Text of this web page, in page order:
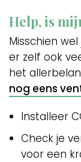
Help, is
Misschien
er zelf ook
het
nog eens
Installeer
Check je
voor een